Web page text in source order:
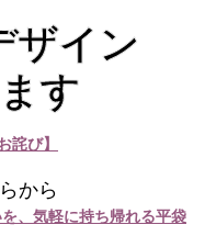
ザイン
す
から
詫び】
、気軽に持ち帰れる平袋